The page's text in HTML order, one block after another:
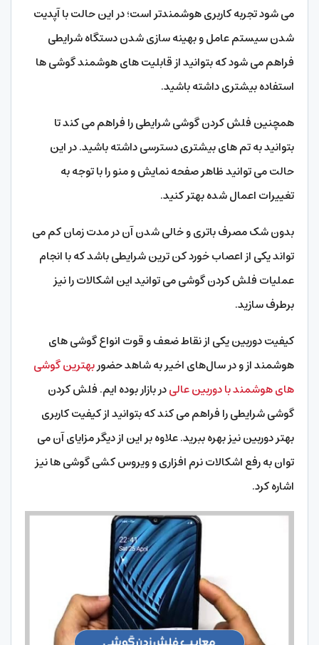
می شود تجربه کاربری هوشمندتر است؛ در این حالت با آپدیت
شدن سیستم عامل و بهینه سازی شدن دستگاه شرایطی
فراهم می شود که بتوانید از قابلیت های هوشمند گوشی ها
استفاده بیشتری داشته باشید.
همچنین فلش کردن گوشی شرایطی را فراهم می کند تا
بتوانید به تم های بیشتری دسترسی داشته باشید. در این
حالت می توانید ظاهر صفحه نمایش و منو را با توجه به
تغییرات اعمال شده بهتر کنید.
بدون شک مصرف باتری و خالی شدن آن در مدت زمان کم می
تواند یکی از اعصاب خورد کن ترین شرایطی باشد که با انجام
عملیات فلش کردن گوشی می توانید این اشکالات را نیز
برطرف سازید.
کیفیت دوربین یکی از نقاط ضعف و قوت انواع گوشی های
هوشمند از و در سال‌های اخیر به شاهد حضوربهترین گوشی
های هوشمند با دوربین عالیدر بازار بوده ایم. فلش کردن
گوشی شرایطی را فراهم می کند که بتوانید از کیفیت کاربری
بهتر دوربین نیز بهره ببرید. علاوه بر این از دیگر مزایای آن می
توان به رفع اشکالات نرم افزاری و ویروس کشی گوشی ها نیز
اشاره کرد.